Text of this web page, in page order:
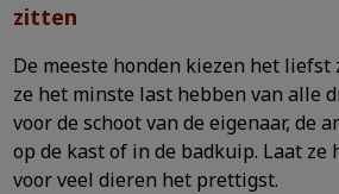
zitten
De meeste honden kiezen het
ze het minste last hebben van alle
voor de schoot van de eigenaar, de
op de kast of in de badkuip. Laat
voor veel dieren het prettigst.